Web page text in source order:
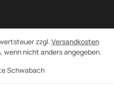
Schwabach
zzgl. Versandkosten
wenn nicht anders angegeben.